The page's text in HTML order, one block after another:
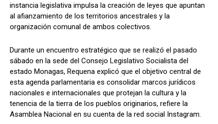
instancia legislativa impulsa la creación de leyes que apuntan
al afianzamiento de los territorios ancestrales y la
organización comunal de ambos colectivos.
Durante un encuentro estratégico que se realizó el pasado
sábado en la sede del Consejo Legislativo Socialista del
estado Monagas, Requena explicó que el objetivo central de
esta agenda parlamentaria es consolidar marcos jurídicos
nacionales e internacionales que protejan la cultura y la
tenencia de la tierra de los pueblos originarios, refiere la
Asamblea Nacional en su cuenta de la red social Instagram.